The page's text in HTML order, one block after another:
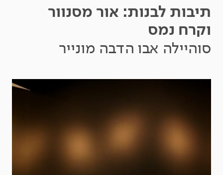
תיבות לבנות: אור מסנוור
וקרח נמס
סוהיילה אבו הדבה מונייר